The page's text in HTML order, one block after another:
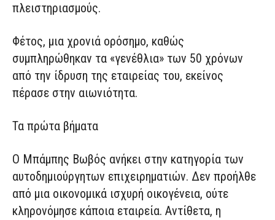
πλειστηριασμούς.
Φέτος, μια χρονιά ορόσημο, καθώς
συμπληρώθηκαν τα «γενέθλια» των 50 χρόνων
από την ίδρυση της εταιρείας του, εκείνος
πέρασε στην αιωνιότητα.
Τα πρώτα βήματα
Ο Μπάμπης Βωβός ανήκει στην κατηγορία των
αυτοδημιούργητων επιχειρηματιών. Δεν προήλθε
από μια οικονομικά ισχυρή οικογένεια, ούτε
κληρονόμησε κάποια εταιρεία. Αντίθετα, η